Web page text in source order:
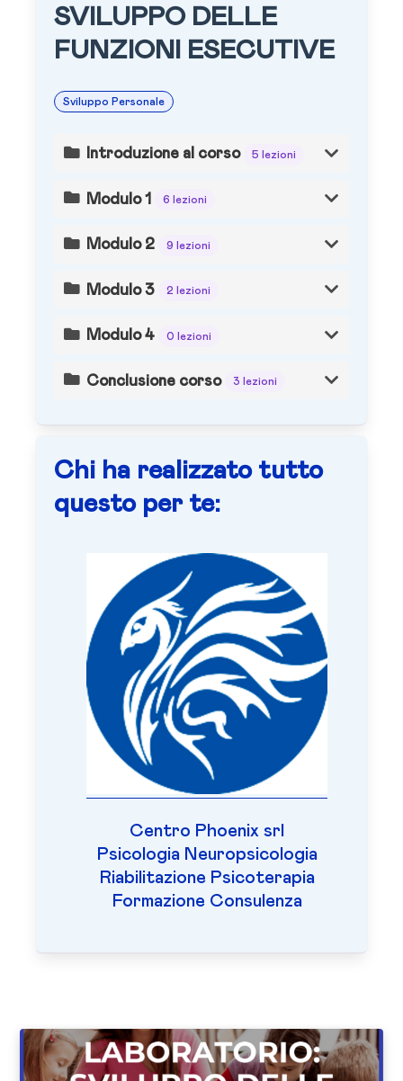
SVILUPPO DELLE
FUNZIONI ESECUTIVE
Sviluppo Personale
Introduzione al corso 5 lezioni
Modulo 1 6 lezioni
Modulo 2 9 lezioni
Modulo 3 2 lezioni
Modulo 4 0 lezioni
Conclusione corso 3 lezioni
Chi ha realizzato tutto
questo per te:
Centro Phoenix srl
Psicologia Neuropsicologia
Riabilitazione Psicoterapia
Formazione Consulenza